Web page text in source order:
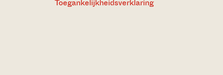
Toegankelijkheidsverklaring